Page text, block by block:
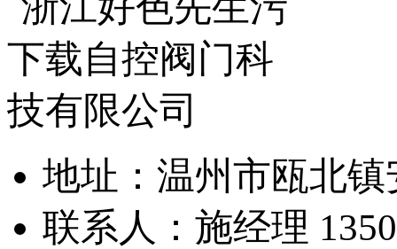
地址：温州市瓯北
联系人：施经理